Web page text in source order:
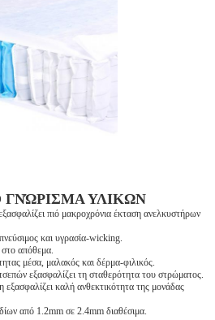
ΓΝΏΡΙΣΜΑ ΥΛΙΚΩΝ
πιό μακροχρόνια έκταση ανελκυστήρων
και υγρασία-wicking.
απόθεμα.
μέσα, μαλακός και δέρμα-φιλικός.
εξασφαλίζει τη σταθερότητα του στρώματος.
καλή ανθεκτικότητα της μονάδας
από 1.2mm σε 2.4mm διαθέσιμα.